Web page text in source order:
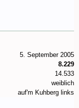
5. September 2005
8.229
14.533
weiblich
auf'm Kuhberg links